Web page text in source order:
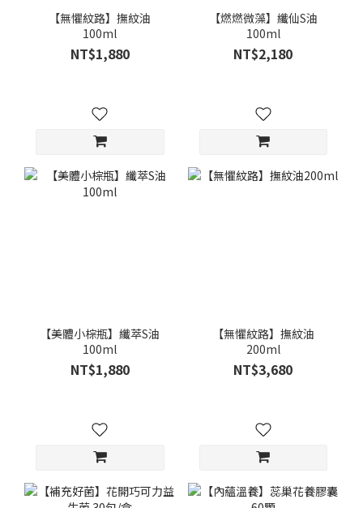
【無懼紋路】撫紋油
100ml
NT$1,880
【燃燃微藻】纖仙S油
100ml
NT$2,180
【美體小棕瓶】纖萃S油
100ml
NT$1,880
【無懼紋路】撫紋油
200ml
NT$3,680